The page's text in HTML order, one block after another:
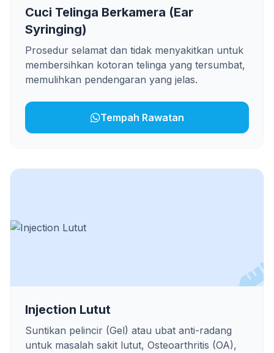
Cuci Telinga Berkamera (Ear
Syringing)
Prosedur selamat dan tidak menyakitkan untuk
membersihkan kotoran telinga yang tersumbat,
memulihkan pendengaran yang jelas.
Tempah Rawatan
Injection Lutut
Suntikan pelincir (Gel) atau ubat anti-radang
untuk masalah sakit lutut, Osteoarthritis (OA),